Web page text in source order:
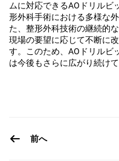
ムに対応できるAOドリルビ
形外科手術における多様な
た、整形外科技術の継続的
現場の要望に応じて不断に
す。このため、AOドリルビ
は今後もさらに広がり続けて
前へ